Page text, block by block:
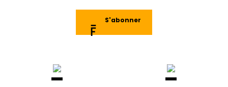
S'abonner